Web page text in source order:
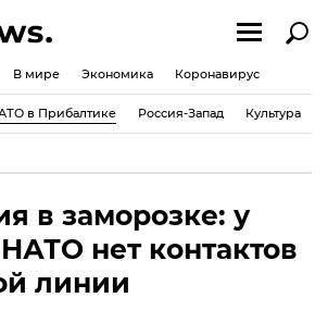
В мире Экономика Коронавирус
в Прибалтике Россия-Запад Культура
в заморозке: у
нет контактов
линии